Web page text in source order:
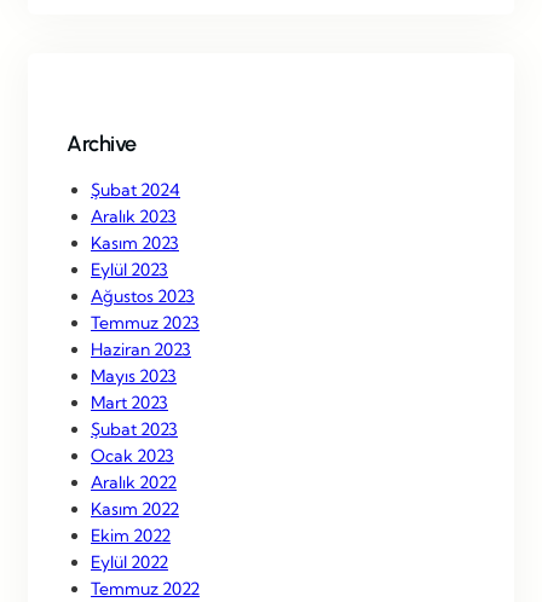
Archive
Şubat 2024
Aralık 2023
Kasım 2023
Eylül 2023
Ağustos 2023
Temmuz 2023
Haziran 2023
Mayıs 2023
Mart 2023
Şubat 2023
Ocak 2023
Aralık 2022
Kasım 2022
Ekim 2022
Eylül 2022
Temmuz 2022